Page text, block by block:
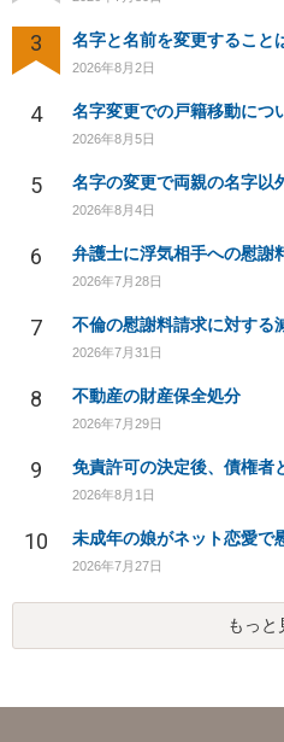
3 名字と名前を変更すること
2026年8月2日
4 名字変更での戸籍移動につ
2026年8月5日
5 名字の変更で両親の名字以
2026年8月4日
6 弁護士に浮気相手への慰謝
2026年7月28日
7 不倫の慰謝料請求に対する
2026年7月31日
8 不動産の財産保全処分
2026年7月29日
9 免責許可の決定後、債権者
2026年8月1日
10
2026年7月27日
もっと